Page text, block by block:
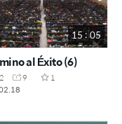
15 : 05
al Éxito (6)
9
1